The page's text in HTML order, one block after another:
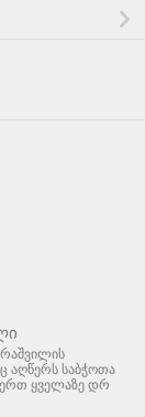
აღწერს საბჭოთა
ყველაზე დრ